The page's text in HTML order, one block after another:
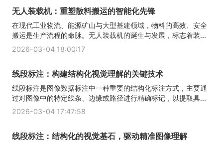
无人装载机：重塑散料搬运的智能化先锋
在现代工业物流、能源矿山与大型基建领域，物料的高效、安全
搬运是生产流程的命脉。无人装载机的诞生与发展，标志着装...
2026-03-04 18:00:17
线段标注：构建结构化视觉理解的关键技术
线段标注是图像数据标注中一种重要的结构化标注方式，主要通
过对图像中的特定线条、边缘或路径进行精确标记，以提取具...
2026-03-04 17:47:58
线段标注：结构化的视觉基石，驱动精准图像理解